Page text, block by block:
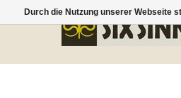
Durch die Nutzung unserer Webseite